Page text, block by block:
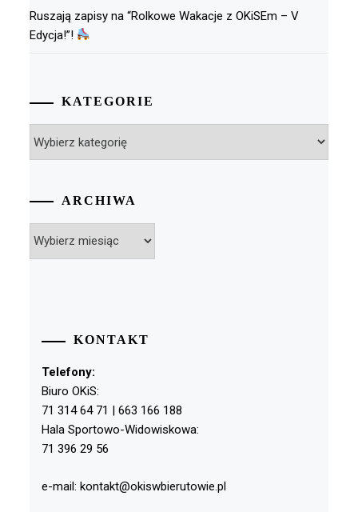
Ruszają zapisy na “Rolkowe Wakacje z OKiSEm – V
Edycja!”!
KATEGORIE
ARCHIWA
KONTAKT
Telefony:
Biuro OKiS:
71 314 64 71 | 663 166 188
Hala Sportowo-Widowiskowa:
71 396 29 56
e-mail: kontakt@okiswbierutowie.pl